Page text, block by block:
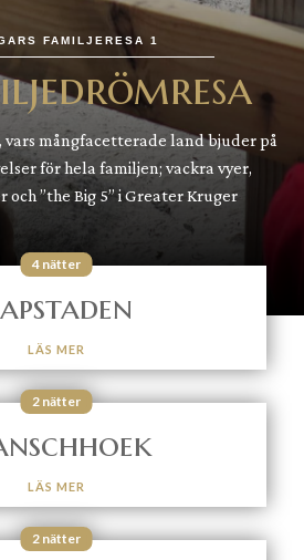
FAMILJERESA 1
vars mångfacetterade land bjuder på
för hela familjen; vackra vyer,
och ”the Big 5” i Greater Kruger
4 nätter
LÄS MER
2 nätter
LÄS MER
2 nätter